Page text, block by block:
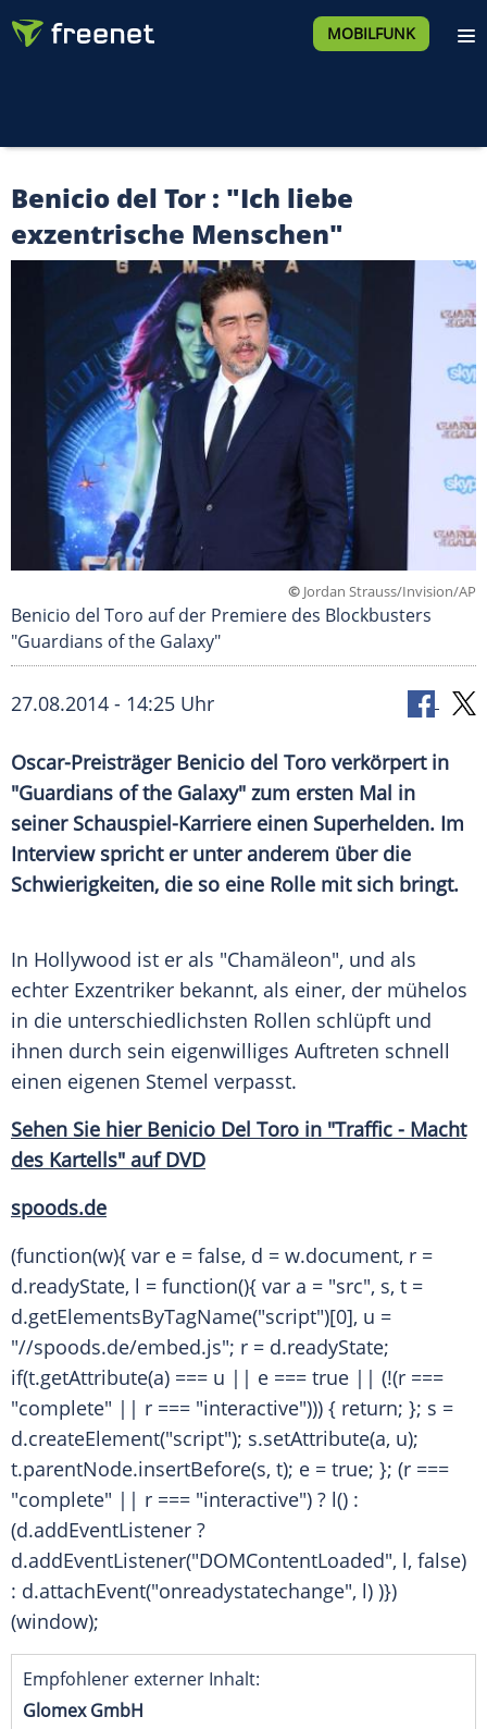
MOBILFUNK
Benicio del Tor : "Ich liebe
exzentrische Menschen"
© Jordan Strauss/Invision/AP
Benicio del Toro auf der Premiere des Blockbusters
"Guardians of the Galaxy"
27.08.2014 - 14:25 Uhr
Oscar-Preisträger Benicio del Toro verkörpert in
"Guardians of the Galaxy" zum ersten Mal in
seiner Schauspiel-Karriere einen Superhelden. Im
Interview spricht er unter anderem über die
Schwierigkeiten, die so eine Rolle mit sich bringt.
In Hollywood ist er als "Chamäleon", und als
echter Exzentriker bekannt, als einer, der mühelos
in die unterschiedlichsten Rollen schlüpft und
ihnen durch sein eigenwilliges Auftreten schnell
einen eigenen Stemel verpasst.
Sehen Sie hier Benicio Del Toro in "Traffic - Macht
des Kartells" auf DVD
spoods.de
(function(w){ var e = false, d = w.document, r =
d.readyState, l = function(){ var a = "src", s, t =
d.getElementsByTagName("script")[0], u =
"//spoods.de/embed.js"; r = d.readyState;
if(t.getAttribute(a) === u || e === true || (!(r ===
"complete" || r === "interactive"))) { return; }; s =
d.createElement("script"); s.setAttribute(a, u);
t.parentNode.insertBefore(s, t); e = true; }; (r ===
"complete" || r === "interactive") ? l() :
(d.addEventListener ?
d.addEventListener("DOMContentLoaded", l, false)
: d.attachEvent("onreadystatechange", l) )})
(window);
Empfohlener externer Inhalt:
Glomex GmbH